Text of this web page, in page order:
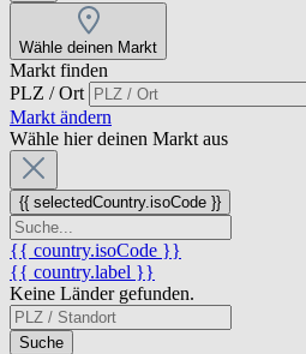
Wähle deinen Markt
Markt finden
PLZ / Ort
Markt ändern
Wähle hier deinen Markt aus
{{ selectedCountry.isoCode }}
{{ country.isoCode }}
{{ country.label }}
Keine Länder gefunden.
Suche